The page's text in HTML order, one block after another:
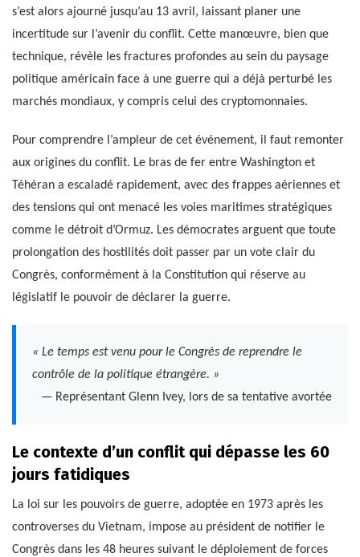
s’est alors ajourné jusqu’au 13 avril, laissant planer une
incertitude sur l’avenir du conflit. Cette manœuvre, bien que
technique, révèle les fractures profondes au sein du paysage
politique américain face à une guerre qui a déjà perturbé les
marchés mondiaux, y compris celui des cryptomonnaies.
Pour comprendre l’ampleur de cet événement, il faut remonter
aux origines du conflit. Le bras de fer entre Washington et
Téhéran a escaladé rapidement, avec des frappes aériennes et
des tensions qui ont menacé les voies maritimes stratégiques
comme le détroit d’Ormuz. Les démocrates arguent que toute
prolongation des hostilités doit passer par un vote clair du
Congrès, conformément à la Constitution qui réserve au
législatif le pouvoir de déclarer la guerre.
« Le temps est venu pour le Congrès de reprendre le
contrôle de la politique étrangère. »
— Représentant Glenn Ivey, lors de sa tentative avortée
Le contexte d’un conflit qui dépasse les 60
jours fatidiques
La loi sur les pouvoirs de guerre, adoptée en 1973 après les
controverses du Vietnam, impose au président de notifier le
Congrès dans les 48 heures suivant le déploiement de forces